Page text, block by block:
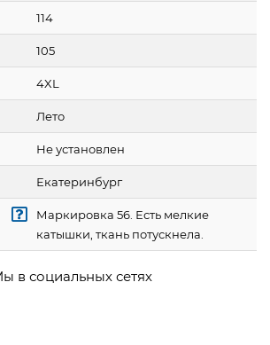
114
105
4XL
Лето
Не установлен
Екатеринбург
Маркировка 56. Есть мелкие
катышки, ткань потускнела.
в социальных сетях